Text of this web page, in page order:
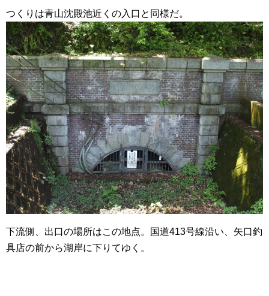
つくりは青山沈殿池近くの入口と同様だ。
下流側、出口の場所はこの地点。国道413号線沿い、矢口釣
具店の前から湖岸に下りてゆく。